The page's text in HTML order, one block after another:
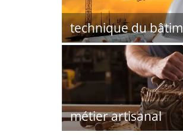
technique du
métier artisanal